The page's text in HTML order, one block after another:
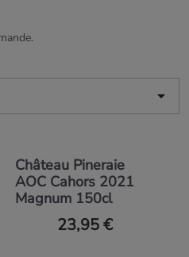

Château Pineraie
AOC Cahors 2021
Magnum 150cl
23,95 €